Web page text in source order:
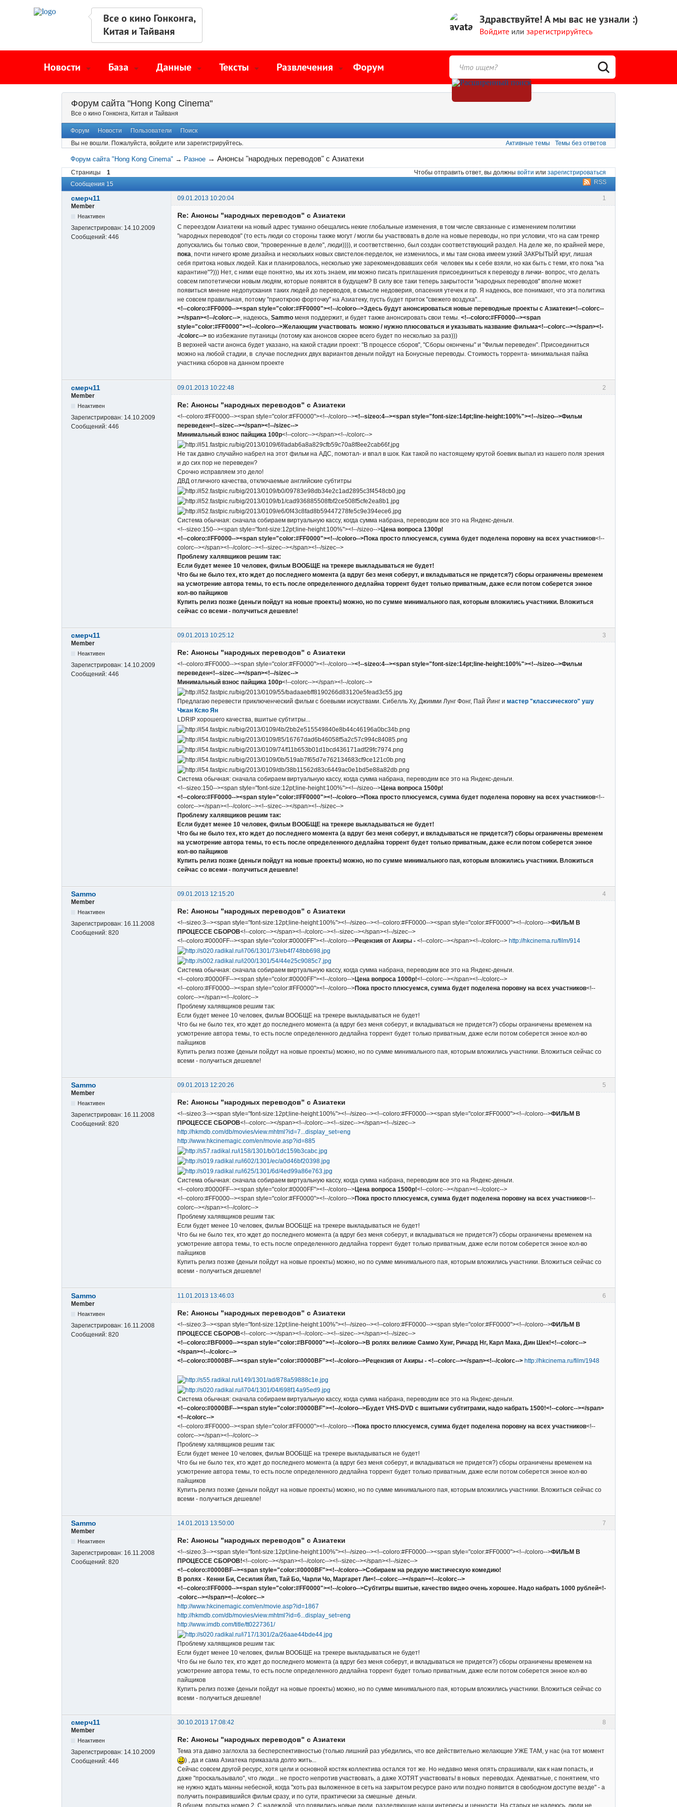
Все о кино Гонконга,
Китая и Тайваня
Здравствуйте!А мы вас не узнали :)
Войдите или зарегистрируйтесь
Новости База Данные Тексты Развлечения Форум
Форум сайта "Hong Kong Cinema"
Все о кино Гонконга, Китая и Тайваня
Форум Новости Пользователи
Поиск
Вы не вошли. Пожалуйста, войдите или зарегистрируйтесь. Активные темы Темы без ответов
Форум сайта "Hong Kong Cinema" → Разное →Анонсы "народных переводов" с Азиатеки
Страницы 1 Чтобы отправить ответ, вы должны войти или зарегистрироваться
RSS
Сообщения 15
1
смерч11
09.01.2013 10:20:04
Member
Неактивен
Зарегистрирован: 14.10.2009
Сообщений: 446
Re: Анонсы "народных переводов" с Азиатеки
С переездом Азиатеки на новый адрес туманно обещались некие глобальные изменения, в том числе связанные с изменением политики
"народных переводов" (то есть люди со стороны также могут / могли бы участвовать в доле на новые переводы, но при условии, что на сам трекер
допускались бы только свои, "проверенные в деле", люди)))), и соответственно, был создан соответствующий раздел. На деле же, по крайней мере,
пока, почти ничего кроме дизайна и нескольких новых свистелок-перделок, не изменилось, и мы там снова имеем узкий ЗАКРЫТЫЙ круг, лишая
себя притока новых людей. Как и планировалось, несколько уже зарекомендовавших себя человек мы к себе взяли, но как быть с теми, кто пока "на
карантине"?))) Нет, с ними еще понятно, мы их хоть знаем, им можно писать приглашения присоединиться к переводу в лички- вопрос, что делать
совсем гипотетически новым людям, которые появятся в будущем? В силу все таки теперь закрытости "народных переводов" вполне может
появиться мнение недопускания таких людей до переводов, в смысле недоверия, опасения утечек и пр. Я надеюсь, все понимают, что эта политика
не совсем правильная, потому "приоткрою форточку" на Азиатеку, пусть будет приток "свежего воздуха"...
<!--coloro:#FF0000--><span style="color:#FF0000"><!--/coloro-->Здесь будут анонсироваться новые переводные проекты с Азиатеки<!--colorc--
></span><!--/colorc-->, надеюсь, Sammo меня поддержит, и будет также анонсировать свои темы. <!--coloro:#FF0000--><span
style="color:#FF0000"><!--/coloro-->Желающим участвовать можно / нужно плюсоваться и указывать название фильма<!--colorc--></span><!-
-/colorc--> во избежание путаницы (потому как анонсов скорее всего будет по несколько за раз)))
В верхней части анонса будет указано, на какой стадии проект: "В процессе сборов", "Сборы окончены" и "Фильм переведен". Присоединиться
можно на любой стадии, в случае последних двух вариантов деньги пойдут на Бонусные переводы. Стоимость торрента- минимальная пайка
участника сборов на данном проекте
2
смерч11
09.01.2013 10:22:48
Member
Неактивен
Зарегистрирован: 14.10.2009
Сообщений: 446
Re: Анонсы "народных переводов" с Азиатеки
<!--coloro:#FF0000--><span style="color:#FF0000"><!--/coloro--><!--sizeo:4--><span style="font-size:14pt;line-height:100%"><!--/sizeo-->Фильм
переведен<!--sizec--></span><!--/sizec-->
Минимальный взнос пайщика 100р<!--colorc--></span><!--/colorc-->
Не так давно случайно набрел на этот фильм на АДС, помотал- и впал в шок. Как такой по настоящему крутой боевик выпал из нашего поля зрения
и до сих пор не переведен?
Срочно исправляем это дело!
ДВД отличного качества, отключаемые английские субтитры
Система обычная: сначала собираем виртуальную кассу, когда сумма набрана, переводим все это на Яндекс-деньги.
<!--sizeo:150--><span style="font-size:12pt;line-height:100%"><!--/sizeo-->Цена вопроса 1300р!
<!--coloro:#FF0000--><span style="color:#FF0000"><!--/coloro-->Пока просто плюсуемся, сумма будет поделена поровну на всех участников<!--
colorc--></span><!--/colorc--><!--sizec--></span><!--/sizec-->
Проблему халявщиков решим так:
Если будет менее 10 человек, фильм ВООБЩЕ на трекере выкладываться не будет!
Что бы не было тех, кто ждет до последнего момента (а вдруг без меня соберут, и вкладываться не придется?) сборы ограничены временем
на усмотрение автора темы, то есть после определенного дедлайна торрент будет только приватным, даже если потом соберется энное
кол-во пайщиков
Купить релиз позже (деньги пойдут на новые проекты) можно, но по сумме минимального пая, которым вложились участники. Вложиться
сейчас со всеми - получиться дешевле!
3
смерч11
09.01.2013 10:25:12
Member
Неактивен
Зарегистрирован: 14.10.2009
Сообщений: 446
Re: Анонсы "народных переводов" с Азиатеки
<!--coloro:#FF0000--><span style="color:#FF0000"><!--/coloro--><!--sizeo:4--><span style="font-size:14pt;line-height:100%"><!--/sizeo-->Фильм
переведен<!--sizec--></span><!--/sizec-->
Минимальный взнос пайщика 100р<!--colorc--></span><!--/colorc-->
Предлагаю перевести приключенческий фильм с боевыми искуствами. Сибелль Ху, Джимми Лунг Фонг, Пай Йинг и мастер "классического" ушу
Чжан Ксяо Ян
LDRIP хорошего качества, вшитые субтитры...
Система обычная: сначала собираем виртуальную кассу, когда сумма набрана, переводим все это на Яндекс-деньги.
<!--sizeo:150--><span style="font-size:12pt;line-height:100%"><!--/sizeo-->Цена вопроса 1500р!
<!--coloro:#FF0000--><span style="color:#FF0000"><!--/coloro-->Пока просто плюсуемся, сумма будет поделена поровну на всех участников<!--
colorc--></span><!--/colorc--><!--sizec--></span><!--/sizec-->
Проблему халявщиков решим так:
Если будет менее 10 человек, фильм ВООБЩЕ на трекере выкладываться не будет!
Что бы не было тех, кто ждет до последнего момента (а вдруг без меня соберут, и вкладываться не придется?) сборы ограничены временем
на усмотрение автора темы, то есть после определенного дедлайна торрент будет только приватным, даже если потом соберется энное
кол-во пайщиков
Купить релиз позже (деньги пойдут на новые проекты) можно, но по сумме минимального пая, которым вложились участники. Вложиться
сейчас со всеми - получиться дешевле!
4
Sammo
09.01.2013 12:15:20
Member
Неактивен
Зарегистрирован: 16.11.2008
Сообщений: 820
Re: Анонсы "народных переводов" с Азиатеки
<!--sizeo:3--><span style="font-size:12pt;line-height:100%"><!--/sizeo--><!--coloro:#FF0000--><span style="color:#FF0000"><!--/coloro-->ФИЛЬМ В
ПРОЦЕССЕ СБОРОВ<!--colorc--></span><!--/colorc--><!--sizec--></span><!--/sizec-->
<!--coloro:#0000FF--><span style="color:#0000FF"><!--/coloro-->Рецензия от Акиры - <!--colorc--></span><!--/colorc--> http://hkcinema.ru/film/914
Система обычная: сначала собираем виртуальную кассу, когда сумма набрана, переводим все это на Яндекс-деньги.
<!--coloro:#0000FF--><span style="color:#0000FF"><!--/coloro-->Цена вопроса 1000р!<!--colorc--></span><!--/colorc-->
<!--coloro:#FF0000--><span style="color:#FF0000"><!--/coloro-->Пока просто плюсуемся, сумма будет поделена поровну на всех участников<!--
colorc--></span><!--/colorc-->
Проблему халявщиков решим так:
Если будет менее 10 человек, фильм ВООБЩЕ на трекере выкладываться не будет!
Что бы не было тех, кто ждет до последнего момента (а вдруг без меня соберут, и вкладываться не придется?) сборы ограничены временем на
усмотрение автора темы, то есть после определенного дедлайна торрент будет только приватным, даже если потом соберется энное кол-во
пайщиков
Купить релиз позже (деньги пойдут на новые проекты) можно, но по сумме минимального пая, которым вложились участники. Вложиться сейчас со
всеми - получиться дешевле!
5
Sammo
09.01.2013 12:20:26
Member
Неактивен
Зарегистрирован: 16.11.2008
Сообщений: 820
Re: Анонсы "народных переводов" с Азиатеки
<!--sizeo:3--><span style="font-size:12pt;line-height:100%"><!--/sizeo--><!--coloro:#FF0000--><span style="color:#FF0000"><!--/coloro-->ФИЛЬМ В
ПРОЦЕССЕ СБОРОВ<!--colorc--></span><!--/colorc--><!--sizec--></span><!--/sizec-->
http://hkmdb.com/db/movies/view.mhtml?id=7...display_set=eng
http://www.hkcinemagic.com/en/movie.asp?id=885
Система обычная: сначала собираем виртуальную кассу, когда сумма набрана, переводим все это на Яндекс-деньги.
<!--coloro:#0000FF--><span style="color:#0000FF"><!--/coloro-->Цена вопроса 1500р!<!--colorc--></span><!--/colorc-->
<!--coloro:#FF0000--><span style="color:#FF0000"><!--/coloro-->Пока просто плюсуемся, сумма будет поделена поровну на всех участников<!--
colorc--></span><!--/colorc-->
Проблему халявщиков решим так:
Если будет менее 10 человек, фильм ВООБЩЕ на трекере выкладываться не будет!
Что бы не было тех, кто ждет до последнего момента (а вдруг без меня соберут, и вкладываться не придется?) сборы ограничены временем на
усмотрение автора темы, то есть после определенного дедлайна торрент будет только приватным, даже если потом соберется энное кол-во
пайщиков
Купить релиз позже (деньги пойдут на новые проекты) можно, но по сумме минимального пая, которым вложились участники. Вложиться сейчас со
всеми - получиться дешевле!
6
Sammo
11.01.2013 13:46:03
Member
Неактивен
Зарегистрирован: 16.11.2008
Сообщений: 820
Re: Анонсы "народных переводов" с Азиатеки
<!--sizeo:3--><span style="font-size:12pt;line-height:100%"><!--/sizeo--><!--coloro:#FF0000--><span style="color:#FF0000"><!--/coloro-->ФИЛЬМ В
ПРОЦЕССЕ СБОРОВ<!--colorc--></span><!--/colorc--><!--sizec--></span><!--/sizec-->
<!--coloro:#BF0000--><span style="color:#BF0000"><!--/coloro-->В ролях великие Саммо Хунг, Ричард Нг, Карл Мака, Дин Шек!<!--colorc-->
</span><!--/colorc-->
<!--coloro:#0000BF--><span style="color:#0000BF"><!--/coloro-->Рецензия от Акиры - <!--colorc--></span><!--/colorc--> http://hkcinema.ru/film/1948
Система обычная: сначала собираем виртуальную кассу, когда сумма набрана, переводим все это на Яндекс-деньги.
<!--coloro:#0000BF--><span style="color:#0000BF"><!--/coloro-->Будет VHS-DVD с вшитыми субтитрами, надо набрать 1500!<!--colorc--></span>
<!--/colorc-->
<!--coloro:#FF0000--><span style="color:#FF0000"><!--/coloro-->Пока просто плюсуемся, сумма будет поделена поровну на всех участников<!--
colorc--></span><!--/colorc-->
Проблему халявщиков решим так:
Если будет менее 10 человек, фильм ВООБЩЕ на трекере выкладываться не будет!
Что бы не было тех, кто ждет до последнего момента (а вдруг без меня соберут, и вкладываться не придется?) сборы ограничены временем на
усмотрение автора темы, то есть после определенного дедлайна торрент будет только приватным, даже если потом соберется энное кол-во
пайщиков
Купить релиз позже (деньги пойдут на новые проекты) можно, но по сумме минимального пая, которым вложились участники. Вложиться сейчас со
всеми - получиться дешевле!
7
Sammo
14.01.2013 13:50:00
Member
Неактивен
Зарегистрирован: 16.11.2008
Сообщений: 820
Re: Анонсы "народных переводов" с Азиатеки
<!--sizeo:3--><span style="font-size:12pt;line-height:100%"><!--/sizeo--><!--coloro:#FF0000--><span style="color:#FF0000"><!--/coloro-->ФИЛЬМ В
ПРОЦЕССЕ СБОРОВ!<!--colorc--></span><!--/colorc--><!--sizec--></span><!--/sizec-->
<!--coloro:#0000BF--><span style="color:#0000BF"><!--/coloro-->Собираем на редкую мистическую комедию!
В ролях - Кенни Би, Сесилия Йип, Тай Бо, Чарли Чо, Маргарет Ли<!--colorc--></span><!--/colorc-->
<!--coloro:#FF0000--><span style="color:#FF0000"><!--/coloro-->Субтитры вшитые, качество видео очень хорошее. Надо набрать 1000 рублей<!-
-colorc--></span><!--/colorc-->
http://www.hkcinemagic.com/en/movie.asp?id=1867
http://hkmdb.com/db/movies/view.mhtml?id=6...display_set=eng
http://www.imdb.com/title/tt0227361/
Проблему халявщиков решим так:
Если будет менее 10 человек, фильм ВООБЩЕ на трекере выкладываться не будет!
Что бы не было тех, кто ждет до последнего момента (а вдруг без меня соберут, и вкладываться не придется?) сборы ограничены временем на
усмотрение автора темы, то есть после определенного дедлайна торрент будет только приватным, даже если потом соберется энное кол-во
пайщиков
Купить релиз позже (деньги пойдут на новые проекты) можно, но по сумме минимального пая, которым вложились участники. Вложиться сейчас со
всеми - получиться дешевле!
8
смерч11
30.10.2013 17:08:42
Member
Неактивен
Зарегистрирован: 14.10.2009
Сообщений: 446
Re: Анонсы "народных переводов" с Азиатеки
Тема эта давно заглохла за бесперспективностью (только лишний раз убедились, что все действительно желающие УЖЕ ТАМ, у нас (на тот момент
) , да и сама Азиатека приказала долго жить...
Сейчас совсем другой ресурс, хотя цели и основной костяк коллектива остался тот же. Но недавно меня опять спрашивали, как к нам попасть, и
даже "проскальзывало", что люди... не просто непротив участвовать, а даже ХОТЯТ участвовать! в новых переводах. Адекватные, с понятием, что
не нужно ждать манны небесной, когда "хоть раз выложенное в сеть на закрытом ресурсе рано или поздно появится в свободном доступе везде" - а
получить понравившийся фильм сразу, и по сути, практически за смешные деньги.
В общем, попытка номер 2. С надеждой, что появились новые люди, разделяющие наши интересы и ценности. На старых не надеюсь, люди не